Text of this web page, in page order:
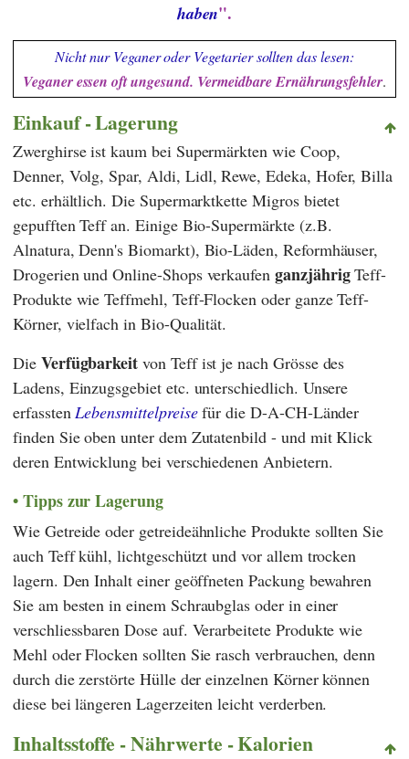
haben".
Nicht nur Veganer oder Vegetarier sollten das lesen:
Veganer essen oft ungesund. Vermeidbare Ernährungsfehler.
Einkauf - Lagerung
Zwerghirse ist kaum bei Supermärkten wie Coop,
Denner, Volg,Spar, Aldi, Lidl,Rewe,Edeka, Hofer,Billa
etc. erhältlich. Die SupermarktketteMigros bietet
gepufften Teff an. Einige Bio-Supermärkte (z.B.
Alnatura,Denn's Biomarkt), Bio-Läden, Reformhäuser,
Drogerien und Online-Shops verkaufenganzjährigTeff-
Produkte wie Teffmehl, Teff-Flocken oder ganze Teff-
Körner, vielfach in Bio-Qualität.
Die Verfügbarkeit von Teff ist je nach Grösse des
Ladens, Einzugsgebiet etc. unterschiedlich. Unsere
erfasstenLebensmittelpreisefür die D-A-CH-Länder
finden Sie oben unter dem Zutatenbild - und mit Klick
deren Entwicklung bei verschiedenen Anbietern.
Tipps zur Lagerung
Wie Getreide oder getreideähnliche Produkte sollten Sie
auch Teff kühl, lichtgeschützt und vor allem trocken
lagern. Den Inhalt einer geöffneten Packung bewahren
Sie am besten in einem Schraubglas oder in einer
verschliessbaren Dose auf. Verarbeitete Produkte wie
Mehl oder Flocken sollten Sie rasch verbrauchen, denn
durch die zerstörte Hülle der einzelnen Körner können
diese bei längeren Lagerzeiten leicht verderben.
Inhaltsstoffe - Nährwerte - Kalorien